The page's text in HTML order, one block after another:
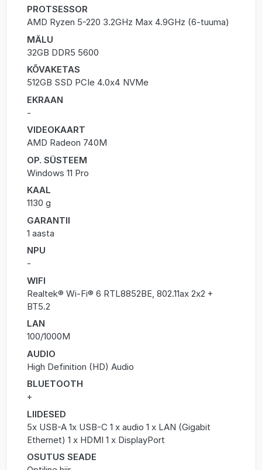
PROTSESSOR
AMD Ryzen 5-220 3.2GHz Max 4.9GHz (6-tuuma)
MÄLU
32GB DDR5 5600
KÕVAKETAS
512GB SSD PCIe 4.0x4 NVMe
EKRAAN
-
VIDEOKAART
AMD Radeon 740M
OP. SÜSTEEM
Windows 11 Pro
KAAL
1130 g
GARANTII
1 aasta
NPU
-
WIFI
Realtek® Wi-Fi® 6 RTL8852BE, 802.11ax 2x2 +
BT5.2
LAN
100/1000M
AUDIO
High Definition (HD) Audio
BLUETOOTH
+
LIIDESED
5x USB-A 1x USB-C 1 x audio 1 x LAN (Gigabit
Ethernet) 1 x HDMI 1 x DisplayPort
OSUTUS SEADE